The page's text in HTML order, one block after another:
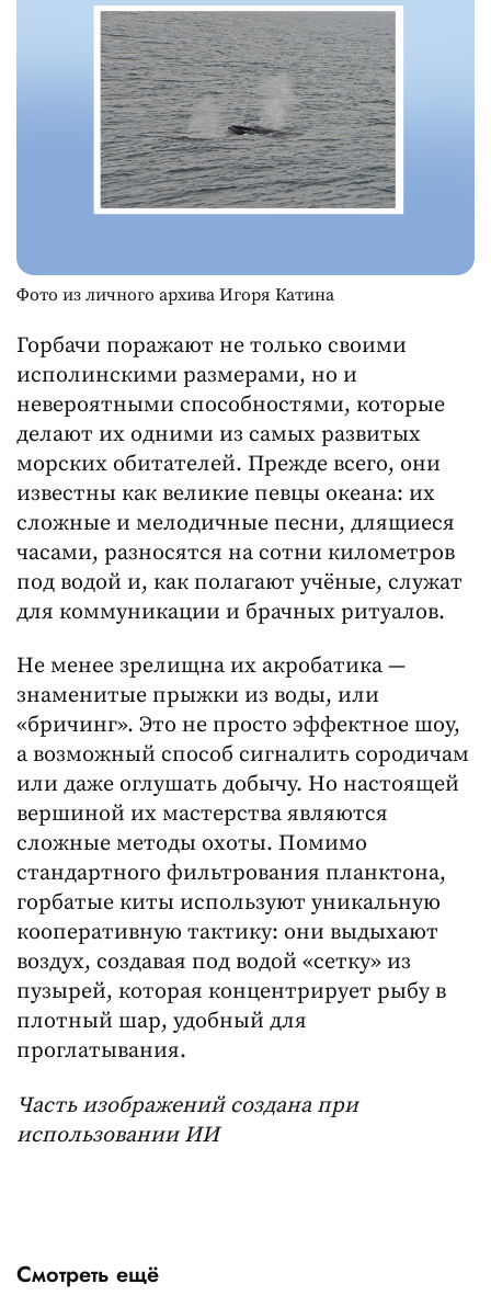
Фото из личного архива Игоря Катина
Горбачи поражают не только своими
исполинскими размерами, но и
невероятными способностями, которые
делают их одними из самых развитых
морских обитателей. Прежде всего, они
известны как великие певцы океана: их
сложные и мелодичные песни, длящиеся
часами, разносятся на сотни километров
под водой и, как полагают учёные, служат
для коммуникации и брачных ритуалов.
Не менее зрелищна их акробатика —
знаменитые прыжки из воды, или
«бричинг». Это не просто эффектное шоу,
а возможный способ сигналить сородичам
или даже оглушать добычу. Но настоящей
вершиной их мастерства являются
сложные методы охоты. Помимо
стандартного фильтрования планктона,
горбатые киты используют уникальную
кооперативную тактику: они выдыхают
воздух, создавая под водой «сетку» из
пузырей, которая концентрирует рыбу в
плотный шар, удобный для
проглатывания.
Часть изображений создана при
использовании ИИ
Смотреть ещё